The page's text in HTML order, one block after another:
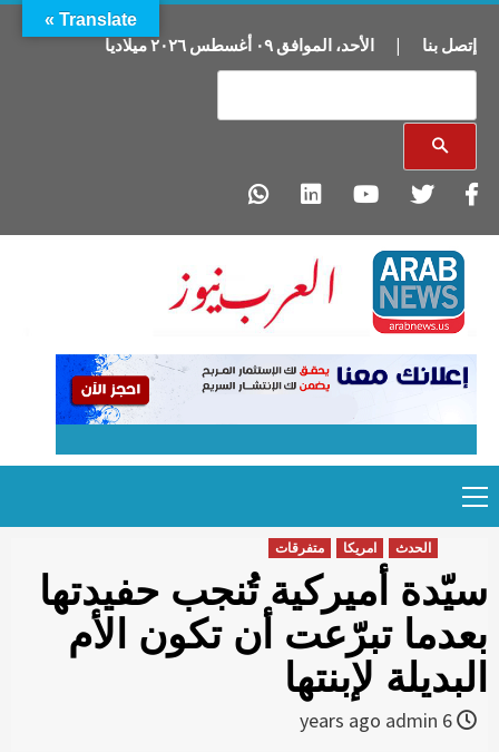
إتصل بنا | الأحد، الموافق٠٩ أغسطس ٢٠٢٦ميلاديا
to
content
Menu
الحدث امريكا متفرقات
سيّدة أميركية تُنجب حفيدتها
بعدما تبرّعت أن تكون الأم
البديلة لإبنتها
admin
Translate »